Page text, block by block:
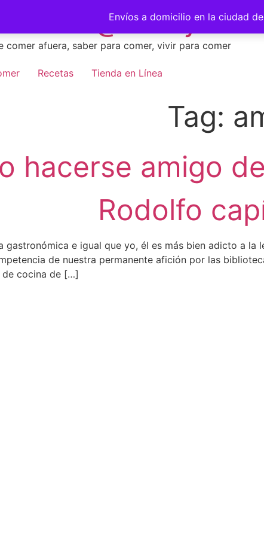
Envíos a domicilio en la ciudad de
-
comer afuera, saber para comer, vivir para comer
Recetas Tienda en Línea
Tag:
hacerse amigo
Rodolfo
gastronómica e igual que yo, él es más bien adicto a
de nuestra permanente afición por las
de cocina de […]